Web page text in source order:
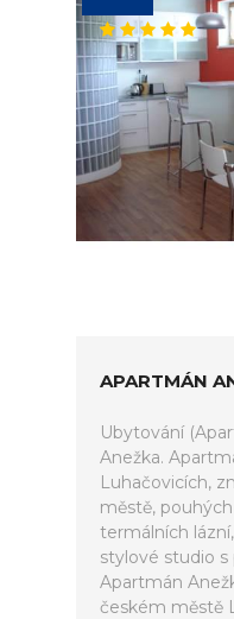
APARTMÁN
Ubytování
Anežka.
Luhačovicích,
městě,
termálních
stylové studio s
Apartmán
českém městě